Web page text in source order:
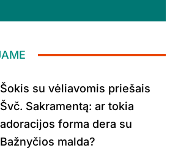
Šokis su vėliavomis priešais
Švč. Sakramentą: ar tokia
adoracijos forma dera su
Bažnyčios malda?